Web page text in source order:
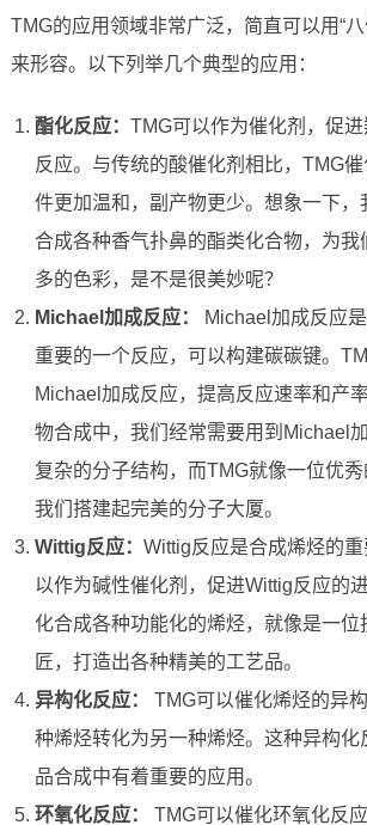
TMG的应用领域非常广泛，简直可以用“
来形容。以下列举几个典型的应用：
酯化反应： TMG可以作为催化剂，促
反应。与传统的酸催化剂相比，TMG
件更加温和，副产物更少。想象一下，
合成各种香气扑鼻的酯类化合物，为我
多的色彩，是不是很美妙呢？
Michael加成反应：
Michael加成反应
重要的一个反应，可以构建碳碳键。
Michael加成反应，提高反应速率和产
物合成中，我们经常需要用到Michael
复杂的分子结构，而TMG就像一位优
我们搭建起完美的分子大厦。
Wittig反应： Wittig反应是合成烯烃的
以作为碱性催化剂，促进Wittig反应的
化合成各种功能化的烯烃，就像是一位
匠，打造出各种精美的工艺品。
异构化反应：
TMG可以催化烯烃的异
种烯烃转化为另一种烯烃。这种异构化
品合成中有着重要的应用。
环氧化反应：
TMG可以催化环氧化反